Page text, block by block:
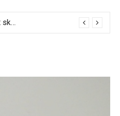
Ottobre 2/2015 opět skladem!
Perly z archivu Ottobre #5